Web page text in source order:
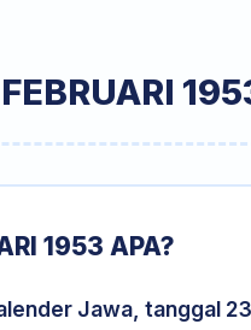
1953 APA?
Jawa, tanggal